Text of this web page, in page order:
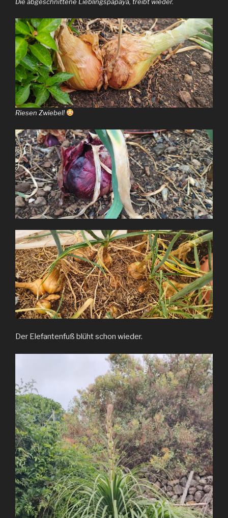
Riesen Zwiebel!
Der Elefantenfuß blüht schon wieder.